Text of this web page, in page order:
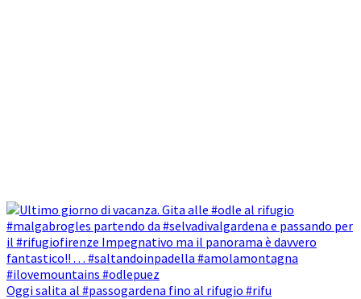
Oggi salita al #passogardena fino al rifugio #rifu